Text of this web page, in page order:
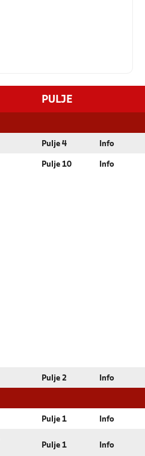
PULJE
Pulje 4 Info
Pulje 10 Info
Pulje 2 Info
Pulje 1 Info
Pulje 1 Info